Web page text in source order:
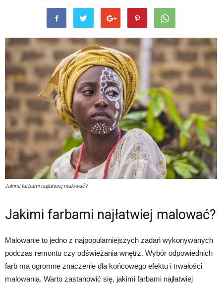
Jakimi farbami najłatwiej malować?
Jakimi farbami najłatwiej malować?
Malowanie to jedno z najpopularniejszych zadań wykonywanych
podczas remontu czy odświeżania wnętrz. Wybór odpowiednich
farb ma ogromne znaczenie dla końcowego efektu i trwałości
malowania. Warto zastanowić się, jakimi farbami najłatwiej